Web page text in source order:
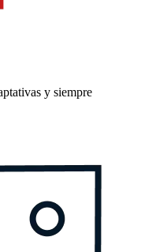
y siempre